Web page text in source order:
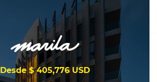
Desde $ 405,776 USD